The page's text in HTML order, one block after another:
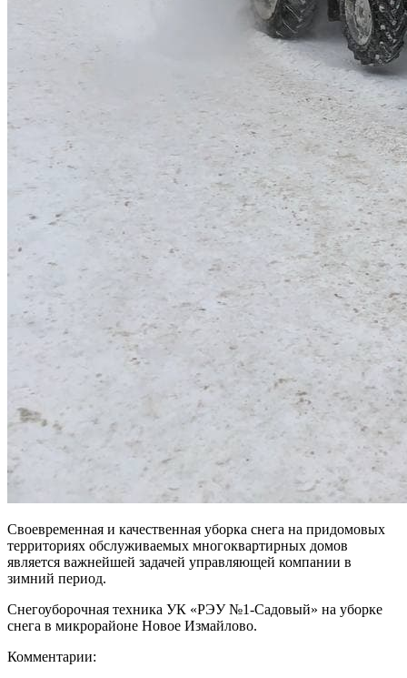
Своевременная и качественная уборка снега на придомовых
территориях обслуживаемых многоквартирных домов
является важнейшей задачей управляющей компании в
зимний период.
Снегоуборочная техника УК «РЭУ №1-Садовый» на уборке
снега в микрорайоне Новое Измайлово.
Комментарии: